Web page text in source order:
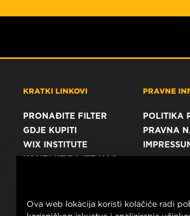
KRATKI LINKOVI
PRONAĐITE FILTER
GDJE KUPITI
WIX INSTITUTE
KONTAKTIRAJTE NAS
PRAVNE
POLITIKA
PRAVNA
Ova web lokacija koristi kolačiće radi